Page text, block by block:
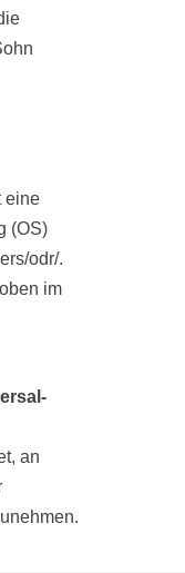
eine
(OS)
odr/.
im
an